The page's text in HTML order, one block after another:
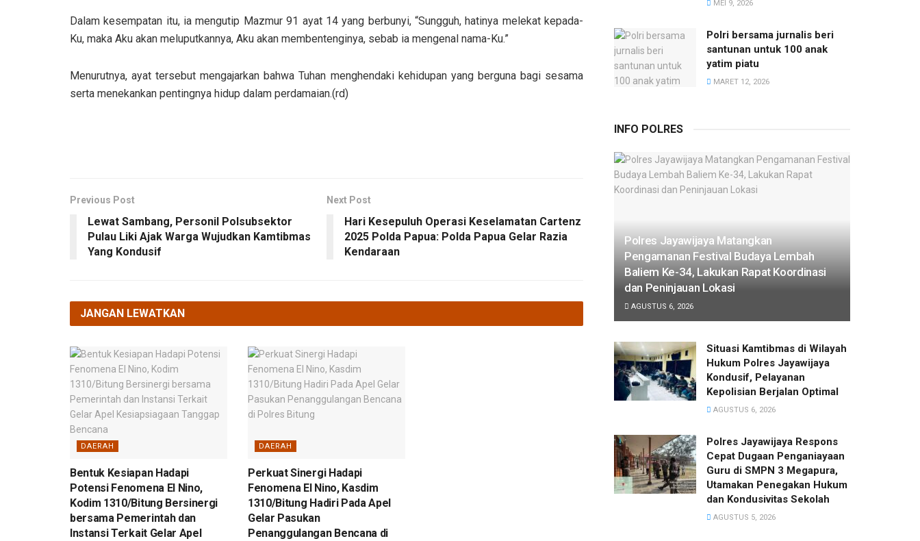
Dalam kesempatan itu, ia mengutip Mazmur 91 ayat 14 yang berbunyi, “Sungguh, hatinya melekat kepada-
Ku, maka Aku akan meluputkannya, Aku akan membentenginya, sebab ia mengenal nama-Ku.”
Menurutnya, ayat tersebut mengajarkan bahwa Tuhan menghendaki kehidupan yang berguna bagi sesama
serta menekankan pentingnya hidup dalam perdamaian.(rd)
Previous Post
Lewat Sambang, Personil Polsubsektor
Pulau Liki Ajak Warga Wujudkan Kamtibmas
Yang Kondusif
Next Post
Hari Kesepuluh Operasi Keselamatan Cartenz
2025 Polda Papua: Polda Papua Gelar Razia
Kendaraan
JANGAN LEWATKAN
DAERAH
Bentuk Kesiapan Hadapi
Potensi Fenomena El Nino,
Kodim 1310/Bitung Bersinergi
bersama Pemerintah dan
Instansi Terkait Gelar Apel
DAERAH
Perkuat Sinergi Hadapi
Fenomena El Nino, Kasdim
1310/Bitung Hadiri Pada Apel
Gelar Pasukan
Penanggulangan Bencana di
MEI 9, 2026
Polri bersama jurnalis beri
santunan untuk 100 anak
yatim piatu
MARET 12, 2026
INFO POLRES
Polres Jayawijaya Matangkan
Pengamanan Festival Budaya Lembah
Baliem Ke-34, Lakukan Rapat Koordinasi
dan Peninjauan Lokasi
AGUSTUS 6, 2026
Situasi Kamtibmas di Wilayah
Hukum Polres Jayawijaya
Kondusif, Pelayanan
Kepolisian Berjalan Optimal
AGUSTUS 6, 2026
Polres Jayawijaya Respons
Cepat Dugaan Penganiayaan
Guru di SMPN 3 Megapura,
Utamakan Penegakan Hukum
dan Kondusivitas Sekolah
AGUSTUS 5, 2026